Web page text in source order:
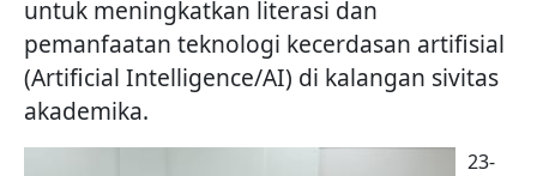
untuk meningkatkan literasi dan
pemanfaatan teknologi kecerdasan artifisial
(Artificial Intelligence/AI) di kalangan sivitas
akademika.
23-